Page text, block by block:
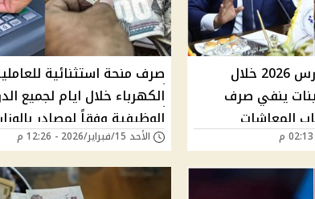
بدء قبض معاشات مارس 2026 خلال
ينفي صرف
المعاشات
صرف منحة استثنائية
الكهرباء خلال ايام لجميع
الوظيفية وفقاً لمصادر
الأحد 15/فبراير/2026 - 12:26 م